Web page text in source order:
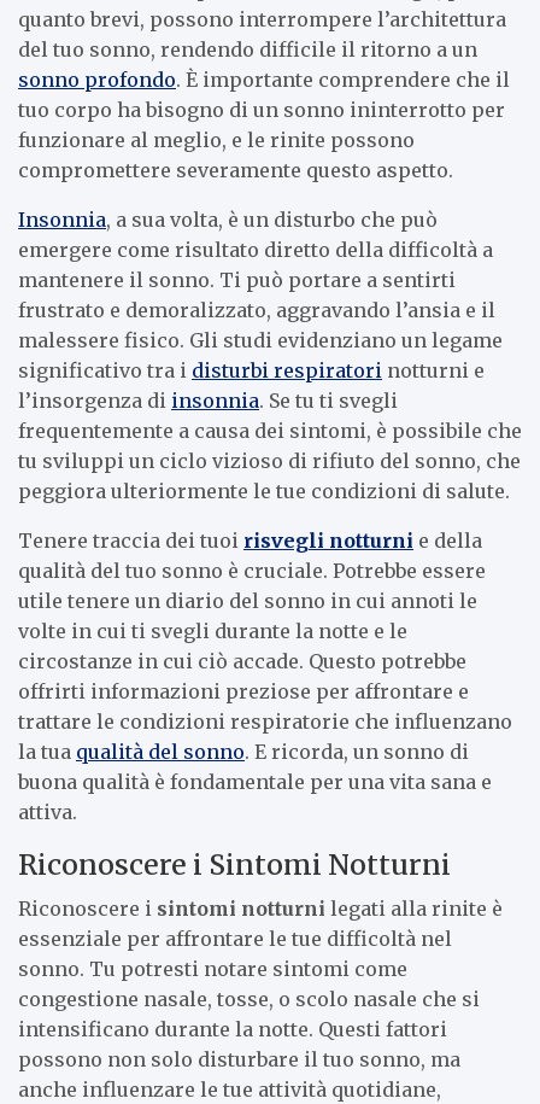
quanto brevi, possono interrompere l’architettura
del tuo sonno, rendendo difficile il ritorno a un
sonno profondo. È importante comprendere che il
tuo corpo ha bisogno di un sonno ininterrotto per
funzionare al meglio, e le rinite possono
compromettere severamente questo aspetto.
Insonnia, a sua volta, è un disturbo che può
emergere come risultato diretto della difficoltà a
mantenere il sonno. Ti può portare a sentirti
frustrato e demoralizzato, aggravando l’ansia e il
malessere fisico. Gli studi evidenziano un legame
significativo tra i disturbi respiratori notturni e
l’insorgenza di insonnia. Se tu ti svegli
frequentemente a causa dei sintomi, è possibile che
tu sviluppi un ciclo vizioso di rifiuto del sonno, che
peggiora ulteriormente le tue condizioni di salute.
Tenere traccia dei tuoi risvegli notturni e della
qualità del tuo sonno è cruciale. Potrebbe essere
utile tenere un diario del sonno in cui annoti le
volte in cui ti svegli durante la notte e le
circostanze in cui ciò accade. Questo potrebbe
offrirti informazioni preziose per affrontare e
trattare le condizioni respiratorie che influenzano
la tua qualità del sonno. E ricorda, un sonno di
buona qualità è fondamentale per una vita sana e
attiva.
Riconoscere i Sintomi Notturni
Riconoscere i sintomi notturni legati alla rinite è
essenziale per affrontare le tue difficoltà nel
sonno. Tu potresti notare sintomi come
congestione nasale, tosse, o scolo nasale che si
intensificano durante la notte. Questi fattori
possono non solo disturbare il tuo sonno, ma
anche influenzare le tue attività quotidiane,